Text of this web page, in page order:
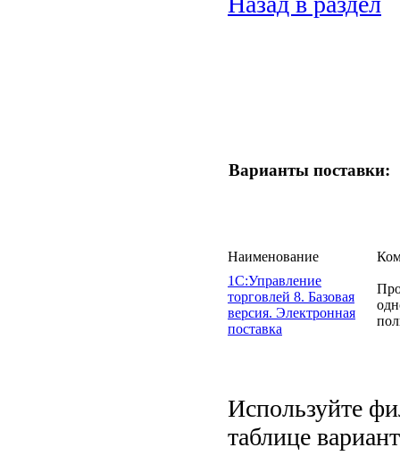
Варианты поставки:
Наименование
1С:Управление
торговлей 8. Базовая
версия. Электронная
поставка
Используйте
таблице